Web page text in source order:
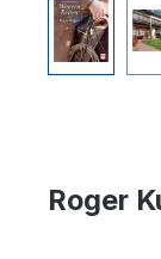
Roger